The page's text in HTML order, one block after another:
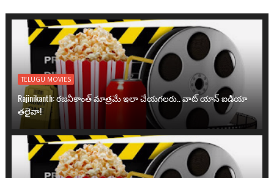
TELUGU MOVIES
Rajinikanth: రజనీకాంత్ మాత్రమే ఇలా చేయగలరు.. వాట్ యాన్ ఐడియా
తలైవా!